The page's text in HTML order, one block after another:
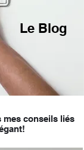
Le Blog
mes conseils liés